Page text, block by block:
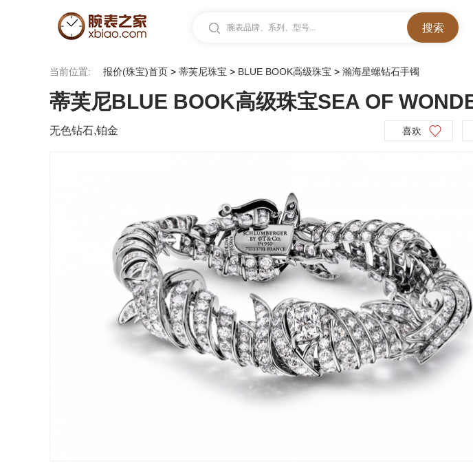
腕表品牌、系列、型号...
当前位置: 报价(珠宝)首页 > 蒂芙尼珠宝 > BLUE BOOK高级珠宝 > 瀚海星螺钻石手镯
蒂芙尼BLUE BOOK高级珠宝SEA OF
无色钻石,铂金 喜欢